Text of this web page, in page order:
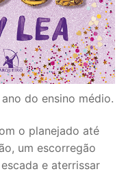
do ensino médio.
o planejado até
um escorregão
e aterrissar